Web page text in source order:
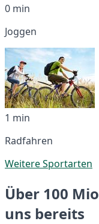
0 min
Joggen
1 min
Radfahren
Weitere Sportarten
Über 100
uns bereits